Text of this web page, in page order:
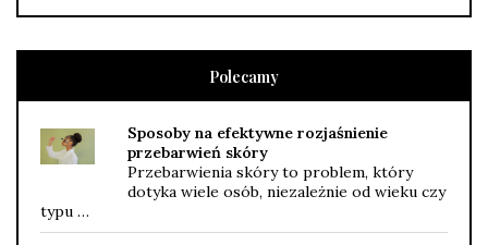
Polecamy
Sposoby na efektywne rozjaśnienie
przebarwień skóry
Przebarwienia skóry to problem, który
dotyka wiele osób, niezależnie od wieku czy
typu …